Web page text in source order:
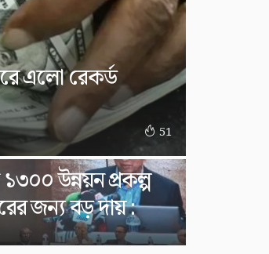
এলো রেকর্ড
51
উন্নয়ন প্রকল্প
জন্য বড় দায় :